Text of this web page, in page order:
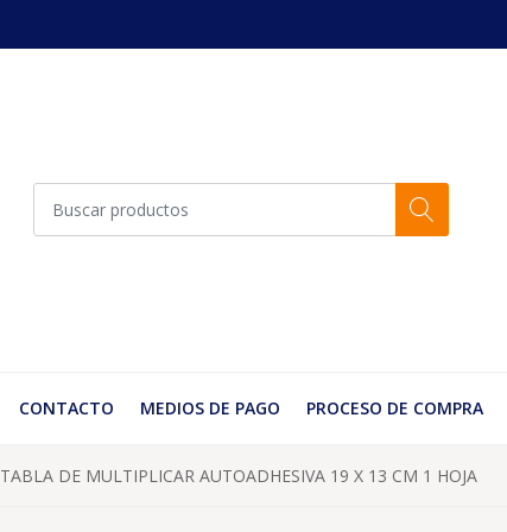
CONTACTO MEDIOS DE PAGO PROCESO DE COMPRA
TABLA DE MULTIPLICAR AUTOADHESIVA 19 X 13 CM 1 HOJA